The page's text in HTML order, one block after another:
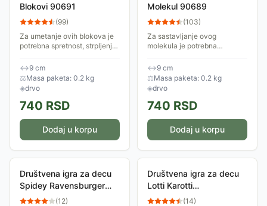
Blokovi 90691
(99)
Za umetanje ovih blokova je
potrebna spretnost, strpljenje i
Dimenzija 9cm. Uzrast: 8+.
↔9 cm
⚖Masa paketa: 0.2 kg
◈drvo
740 RSD
Dodaj u korpu
Molekul 90689
(103)
Za sastavljanje ovog
molekula je potrebna
Materijal: drvo. Prečnik 9cm.
Uzrast: 8+.
↔9 cm
⚖Masa paketa: 0.2 kg
◈drvo
740 RSD
Dodaj u korpu
Društvena igra za decu
Spidey Ravensburger
22594
(12)
Društvena igra za decu
Lotti Karotti
Ravensburger 24812
(14)